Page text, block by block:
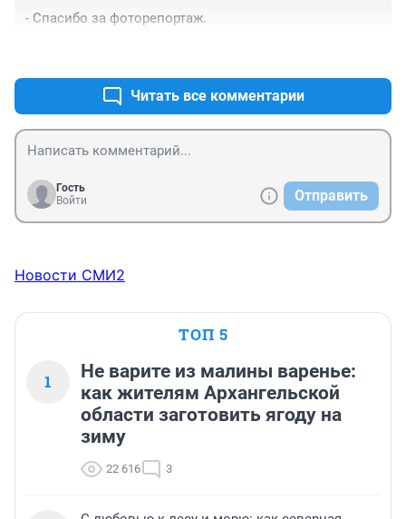
- Спасибо за фоторепортаж.
Читать все комментарии
Гость
Войти
Отправить
Новости СМИ2
ТОП 5
1
Не варите из малины варенье:
как жителям Архангельской
области заготовить ягоду на
зиму
22 616 3